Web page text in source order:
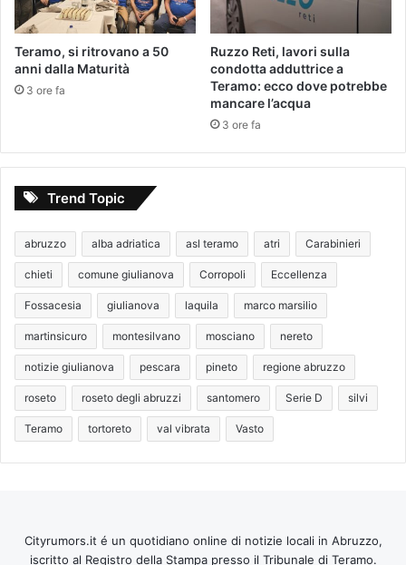
Teramo, si ritrovano a 50
anni dalla Maturità
3 ore fa
Ruzzo Reti, lavori sulla
condotta adduttrice a
Teramo: ecco dove potrebbe
mancare l’acqua
3 ore fa
Trend Topic
abruzzo alba adriatica asl teramo atri Carabinieri
chieti comune giulianova Corropoli Eccellenza
Fossacesia giulianova laquila marco marsilio
martinsicuro montesilvano mosciano nereto
notizie giulianova pescara pineto regione abruzzo
roseto roseto degli abruzzi santomero Serie D silvi
Teramo tortoreto val vibrata Vasto
Cityrumors.it é un quotidiano online di notizie locali in Abruzzo,
iscritto al Registro della Stampa presso il Tribunale di Teramo.